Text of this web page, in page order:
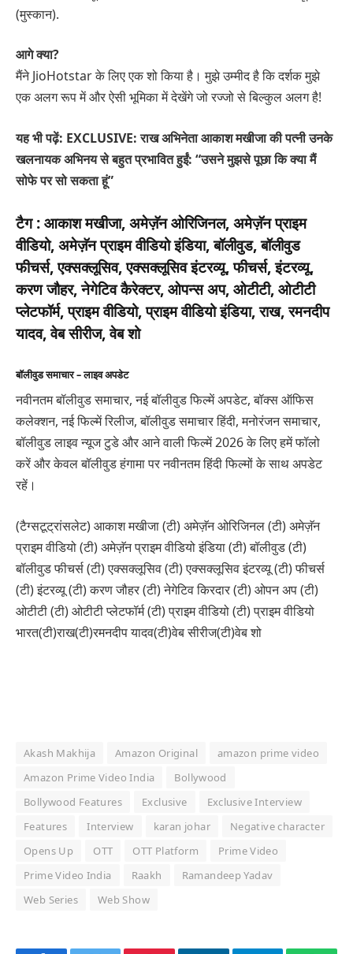
(मुस्कान).
आगे क्या?
मैंने JioHotstar के लिए एक शो किया है। मुझे उम्मीद है कि दर्शक मुझे
एक अलग रूप में और ऐसी भूमिका में देखेंगे जो रज्जो से बिल्कुल अलग है!
यह भी पढ़ें: EXCLUSIVE: राख अभिनेता आकाश मखीजा की पत्नी उनके
खलनायक अभिनय से बहुत प्रभावित हुईं: “उसने मुझसे पूछा कि क्या मैं
सोफे पर सो सकता हूं”
टैग :आकाश मखीजा, अमेज़ॅन ओरिजिनल, अमेज़ॅन प्राइम
वीडियो, अमेज़ॅन प्राइम वीडियो इंडिया, बॉलीवुड, बॉलीवुड
फीचर्स, एक्सक्लूसिव, एक्सक्लूसिव इंटरव्यू, फीचर्स, इंटरव्यू,
करण जौहर, नेगेटिव कैरेक्टर, ओपन्स अप, ओटीटी, ओटीटी
प्लेटफॉर्म, प्राइम वीडियो, प्राइम वीडियो इंडिया, राख, रमनदीप
यादव, वेब सीरीज, वेब शो
बॉलीवुड समाचार – लाइव अपडेट
नवीनतम बॉलीवुड समाचार, नई बॉलीवुड फिल्में अपडेट, बॉक्स ऑफिस
कलेक्शन, नई फिल्में रिलीज, बॉलीवुड समाचार हिंदी, मनोरंजन समाचार,
बॉलीवुड लाइव न्यूज टुडे और आने वाली फिल्में 2026 के लिए हमें फॉलो
करें और केवल बॉलीवुड हंगामा पर नवीनतम हिंदी फिल्मों के साथ अपडेट
रहें।
(टैग्सटूट्रांसलेट) आकाश मखीजा (टी) अमेज़ॅन ओरिजिनल (टी) अमेज़ॅन
प्राइम वीडियो (टी) अमेज़ॅन प्राइम वीडियो इंडिया (टी) बॉलीवुड (टी)
बॉलीवुड फीचर्स (टी) एक्सक्लूसिव (टी) एक्सक्लूसिव इंटरव्यू (टी) फीचर्स
(टी) इंटरव्यू (टी) करण जौहर (टी) नेगेटिव किरदार (टी) ओपन अप (टी)
ओटीटी (टी) ओटीटी प्लेटफॉर्म (टी) प्राइम वीडियो (टी) प्राइम वीडियो
भारत(टी)राख(टी)रमनदीप यादव(टी)वेब सीरीज(टी)वेब शो
Akash Makhija Amazon Original
amazon prime video
Amazon Prime Video India
Bollywood
Bollywood Features
Exclusive
Exclusive Interview
Features
Interview karan johar
Negative character
Opens Up
OTT OTT Platform
Prime Video
Prime Video India
Raakh
Ramandeep Yadav
Web Series
Web Show